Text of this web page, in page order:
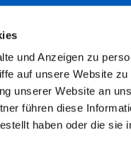
und Anzeigen zu
auf unsere Website
unserer Website an
führen diese
haben oder die sie
Erft · Gemeindebüro
Öffnungszeiten: Mo
Kontaktinformationen